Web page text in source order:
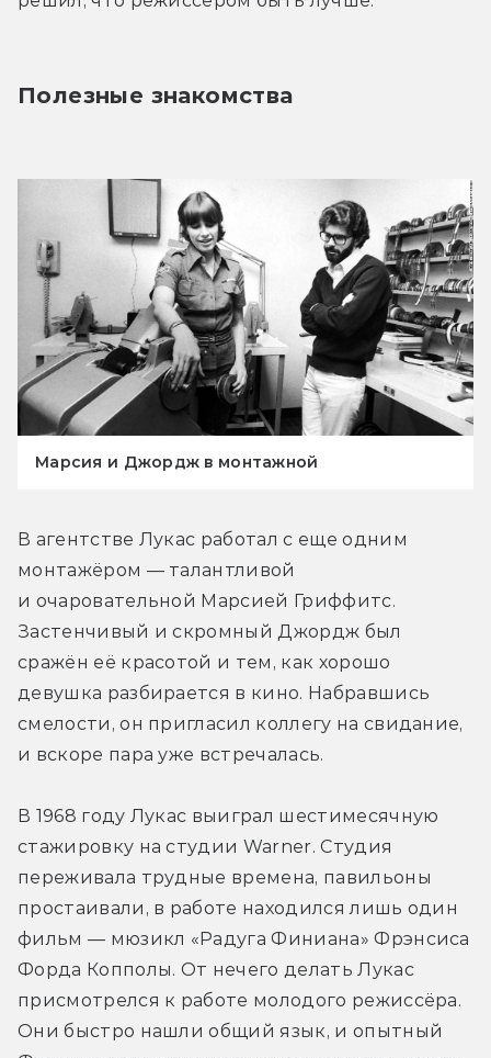
Полезные знакомства
Марсия и Джордж в монтажной
В агентстве Лукас работал с еще одним
монтажёром — талантливой
и очаровательной Марсией Гриффитс.
Застенчивый и скромный Джордж был
сражён её красотой и тем, как хорошо
девушка разбирается в кино. Набравшись
смелости, он пригласил коллегу на свидание,
и вскоре пара уже встречалась.
В 1968 году Лукас выиграл шестимесячную
стажировку на студии Warner. Студия
переживала трудные времена, павильоны
простаивали, в работе находился лишь один
фильм — мюзикл «Радуга Финиана» Фрэнсиса
Форда Копполы. От нечего делать Лукас
присмотрелся к работе молодого режиссёра.
Они быстро нашли общий язык, и опытный